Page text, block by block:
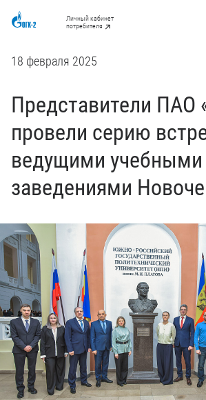
Личный кабинет
потребителя
18 февраля 2025
Представители ПАО
провели серию
ведущими учебными
заведениями